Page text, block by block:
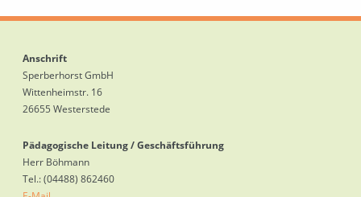
Anschrift
Sperberhorst GmbH
Wittenheimstr. 16
26655 Westerstede
Pädagogische Leitung / Geschäftsführung
Herr Böhmann
Tel.: (04488) 862460